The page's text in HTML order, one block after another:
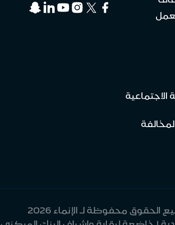
الاجتماعية
الحقوق محفوظة لـ الإنماء 2026